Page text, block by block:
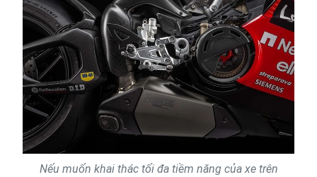
Nếu muốn khai thác tối đa tiềm năng của xe trên